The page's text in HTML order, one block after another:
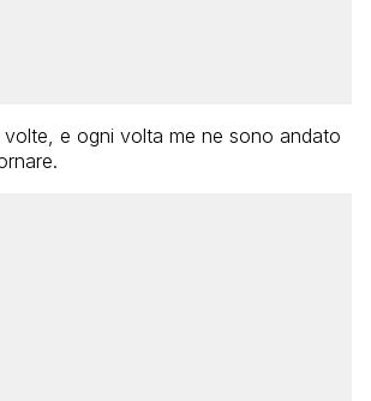
e ogni volta me ne sono andato